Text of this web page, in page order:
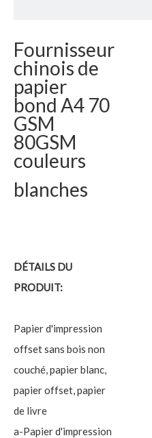
Fournisseur
chinois de
papier
bond A4 70
GSM
80GSM
couleurs
blanches
DÉTAILS DU
PRODUIT:
Papier d'impression
offset sans bois non
couché, papier blanc,
papier offset, papier
de livre
a-Papier d'impression